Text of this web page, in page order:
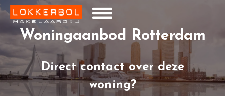
Woningaanbod Rotterdam
Direct contact over deze
woning?